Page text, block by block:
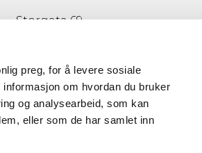
preg, for å levere sosiale
om hvordan du bruker
og analysearbeid, som kan
eller som de har samlet inn
Storgata 69